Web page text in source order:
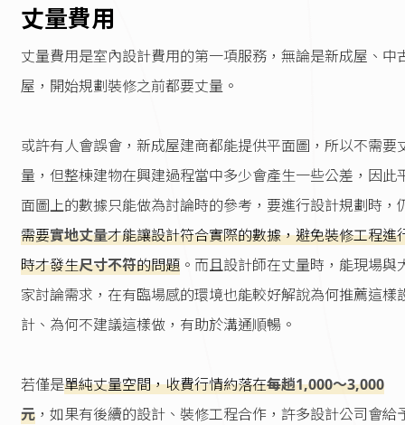
丈量費用
丈量費用是室內設計費用的第一項服務，無論是新成屋、中
屋，開始規劃裝修之前都要丈量。
或許有人會誤會，新成屋建商都能提供平面圖，所以不需要
量，但整棟建物在興建過程當中多少會產生一些公差，因此
面圖上的數據只能做為討論時的參考，要進行設計規劃時，
需要實地丈量才能讓設計符合實際的數據，避免裝修工程進
時才發生尺寸不符的問題 。而且設計師在丈量時，能現場與
家討論需求，在有臨場感的環境也能較好解說為何推薦這樣
計、為何不建議這樣做，有助於溝通順暢。
若僅是單純丈量空間，收費行情約落在每趟1,000～3,000
元 ，如果有後續的設計、裝修工程合作，許多設計公司會給